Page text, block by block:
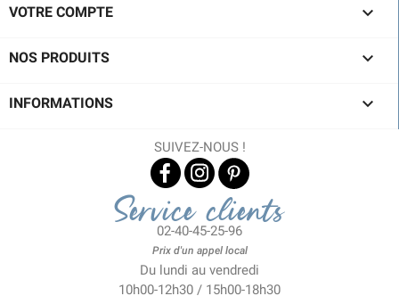
VOTRE COMPTE 
NOS PRODUITS 
INFORMATIONS 
SUIVEZ-NOUS !
Service clients
02-40-45-25-96
Prix d'un appel local
Du lundi au vendredi
10h00-12h30 / 15h00-18h30